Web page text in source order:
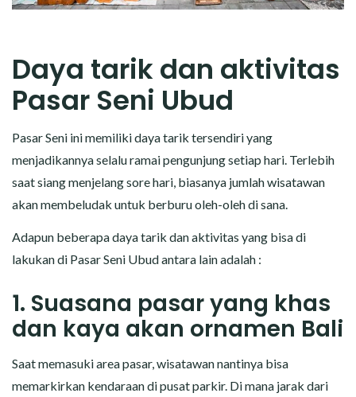
Daya tarik dan aktivitas
Pasar Seni Ubud
Pasar Seni ini memiliki daya tarik tersendiri yang
menjadikannya selalu ramai pengunjung setiap hari. Terlebih
saat siang menjelang sore hari, biasanya jumlah wisatawan
akan membeludak untuk berburu oleh-oleh di sana.
Adapun beberapa daya tarik dan aktivitas yang bisa di
lakukan di Pasar Seni Ubud antara lain adalah :
1. Suasana pasar yang khas
dan kaya akan ornamen Bali
Saat memasuki area pasar, wisatawan nantinya bisa
memarkirkan kendaraan di pusat parkir. Di mana jarak dari